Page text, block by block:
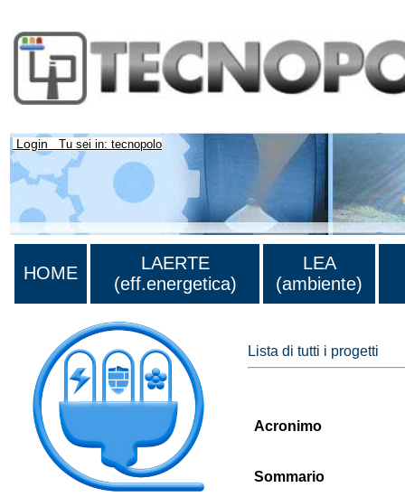
Login Tu sei in: tecnopolo
HOME
LAERTE
(eff.energetica)
LEA
(ambiente)
Lista di tutti i progetti
Acronimo
Sommario